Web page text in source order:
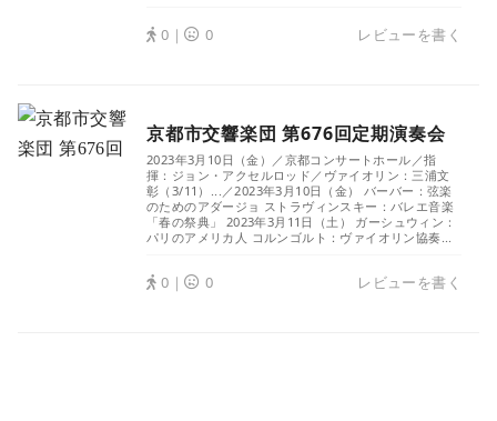
0｜ 0 レビューを書く
京都市交響楽団 第676回定期演奏会
2023年3月10日（金）／京都コンサートホール／指
揮：ジョン・アクセルロッド／ヴァイオリン：三浦文
彰（3/11）...／2023年3月10日（金） バーバー：弦楽
のためのアダージョ ストラヴィンスキー：バレエ音楽
「春の祭典」 2023年3月11日（土） ガーシュウィン：
パリのアメリカ人 コルンゴルト：ヴァイオリン協奏...
0｜ 0 レビューを書く